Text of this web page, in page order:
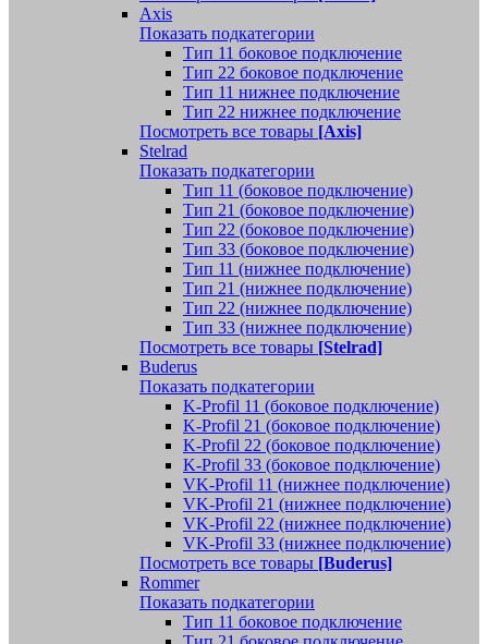
Axis
Показать подкатегории
Тип 11 боковое подключение
Тип 22 боковое подключение
Тип 11 нижнее подключение
Тип 22 нижнее подключение
Посмотреть все товары [Axis]
Stelrad
Показать подкатегории
Tип 11 (боковое подключение)
Тип 21 (боковое подключение)
Тип 22 (боковое подключение)
Тип 33 (боковое подключение)
Тип 11 (нижнее подключение)
Тип 21 (нижнее подключение)
Тип 22 (нижнее подключение)
Тип 33 (нижнее подключение)
Посмотреть все товары [Stelrad]
Buderus
Показать подкатегории
K-Profil 11 (боковое подключение)
K-Profil 21 (боковое подключение)
K-Profil 22 (боковое подключение)
K-Profil 33 (боковое подключение)
VK-Profil 11 (нижнее подключение)
VK-Profil 21 (нижнее подключение)
VK-Profil 22 (нижнее подключение)
VK-Profil 33 (нижнее подключение)
Посмотреть все товары [Buderus]
Rommer
Показать подкатегории
Тип 11 боковое подключение